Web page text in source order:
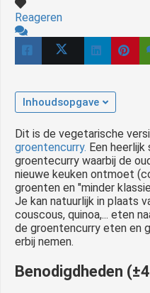
Reageren
Inhoudsopgave
Dit is de vegetarische
groentencurry. Een
groentecurry waarbij de
nieuwe keuken ontmoet
groenten en "minder
Je kan natuurlijk in plaats
couscous, quinoa,... eten
de groentencurry eten en
erbij nemen.
Benodigdheden
gebruikt
de
website-
van